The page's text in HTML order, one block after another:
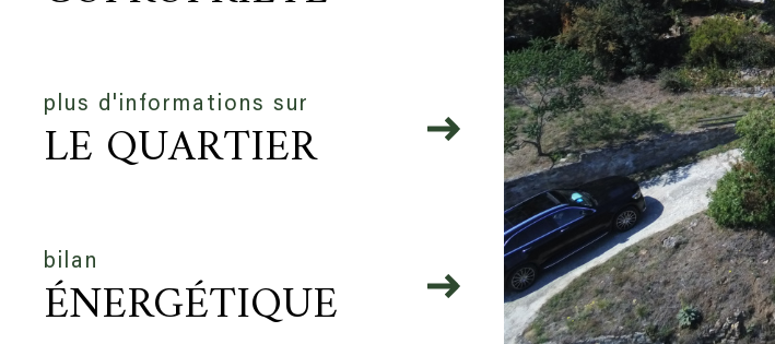
plus d'informations sur
LE QUARTIER
bilan
ÉNERGÉTIQUE